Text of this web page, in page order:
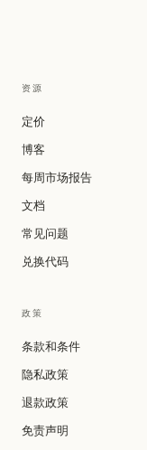
资源
定价
博客
每周市场报告
文档
常见问题
兑换代码
政策
条款和条件
隐私政策
退款政策
免责声明